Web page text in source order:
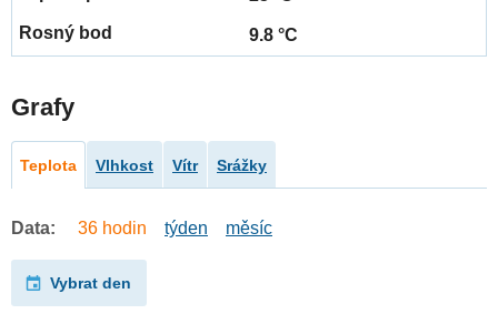
9.8 °C
Grafy
Teplota Vlhkost Vítr Srážky
Data: 36 hodin týden měsíc
Vybrat den